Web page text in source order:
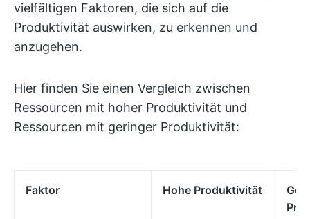
vielfältigen Faktoren, die sich auf die
Produktivität auswirken, zu erkennen und
anzugehen.
Hier finden Sie einen Vergleich zwischen
Ressourcen mit hoher Produktivität und
Ressourcen mit geringer Produktivität:
Faktor Hohe Produktivität